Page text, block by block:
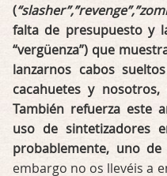
(
falta de presupuesto y
“vergüenza”) que
lanzarnos cabos
cacahuetes y
También refuerza este
uso de sintetizadores
probablemente, uno
embargo no os llevéis a